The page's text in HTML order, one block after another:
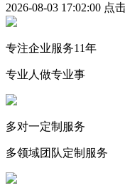
2026-08-03 17:02:00 点
专注企业服务11年
专业人做专业事
多对一定制服务
多领域团队定制服务